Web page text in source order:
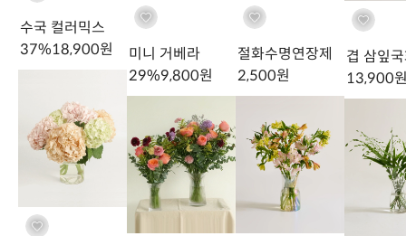
수국 컬러믹스
37%18,900원
미니 거베라
29%9,800원
절화수명연장제
2,500원
겹 삼잎
13,900